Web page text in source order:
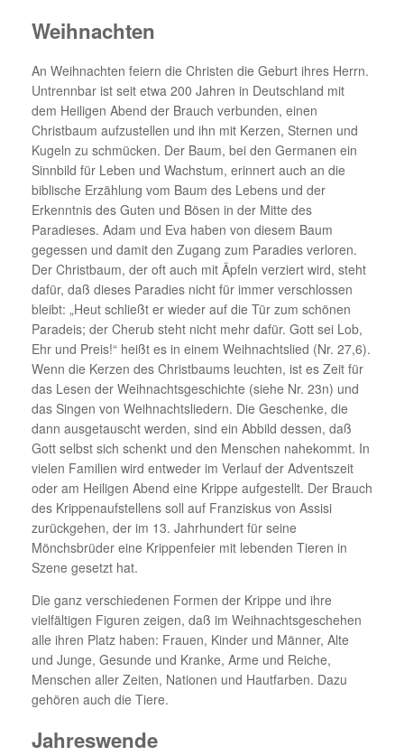
Weihnachten
An Weihnachten feiern die Christen die Geburt ihres Herrn.
Untrennbar ist seit etwa 200 Jahren in Deutschland mit
dem Heiligen Abend der Brauch verbunden, einen
Christbaum aufzustellen und ihn mit Kerzen, Sternen und
Kugeln zu schmücken. Der Baum, bei den Germanen ein
Sinnbild für Leben und Wachstum, erinnert auch an die
biblische Erzählung vom Baum des Lebens und der
Erkenntnis des Guten und Bösen in der Mitte des
Paradieses. Adam und Eva haben von diesem Baum
gegessen und damit den Zugang zum Paradies verloren.
Der Christbaum, der oft auch mit Äpfeln verziert wird, steht
dafür, daß dieses Paradies nicht für immer verschlossen
bleibt: „Heut schließt er wieder auf die Tür zum schönen
Paradeis; der Cherub steht nicht mehr dafür. Gott sei Lob,
Ehr und Preis!“ heißt es in einem Weihnachtslied (Nr. 27,6).
Wenn die Kerzen des Christbaums leuchten, ist es Zeit für
das Lesen der Weihnachtsgeschichte (siehe Nr. 23n) und
das Singen von Weihnachtsliedern. Die Geschenke, die
dann ausgetauscht werden, sind ein Abbild dessen, daß
Gott selbst sich schenkt und den Menschen nahekommt. In
vielen Familien wird entweder im Verlauf der Adventszeit
oder am Heiligen Abend eine Krippe aufgestellt. Der Brauch
des Krippenaufstellens soll auf Franziskus von Assisi
zurückgehen, der im 13. Jahrhundert für seine
Mönchsbrüder eine Krippenfeier mit lebenden Tieren in
Szene gesetzt hat.
Die ganz verschiedenen Formen der Krippe und ihre
vielfältigen Figuren zeigen, daß im Weihnachtsgeschehen
alle ihren Platz haben: Frauen, Kinder und Männer, Alte
und Junge, Gesunde und Kranke, Arme und Reiche,
Menschen aller Zeiten, Nationen und Hautfarben. Dazu
gehören auch die Tiere.
Jahreswende